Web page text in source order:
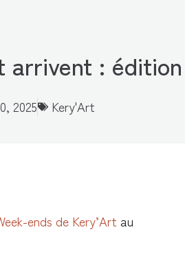
arrivent :
2025 Kery'Art
ends de Kery’Art au